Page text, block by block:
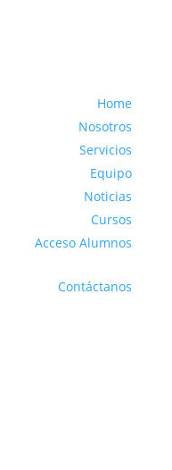
Home
Nosotros
Servicios
Equipo
Noticias
Cursos
Acceso Alumnos
Contáctanos